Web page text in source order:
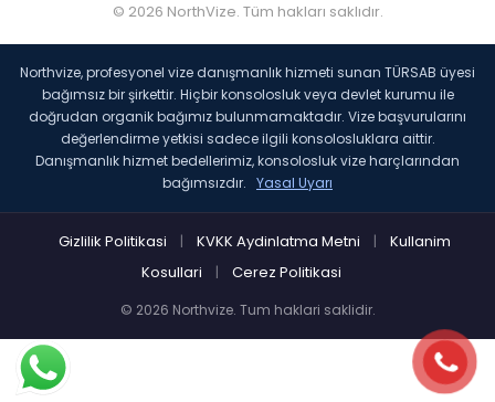
© 2026 NorthVize. Tüm hakları saklıdır.
Northvize, profesyonel vize danışmanlık hizmeti sunan TÜRSAB üyesi
bağımsız bir şirkettir. Hiçbir konsolosluk veya devlet kurumu ile
doğrudan organik bağımız bulunmamaktadır. Vize başvurularını
değerlendirme yetkisi sadece ilgili konsolosluklara aittir.
Danışmanlık hizmet bedellerimiz, konsolosluk vize harçlarından
bağımsızdır. Yasal Uyarı
Gizlilik Politikasi | KVKK Aydinlatma Metni |
Kullanim
Kosullari
| Cerez Politikasi
© 2026 Northvize. Tum haklari saklidir.